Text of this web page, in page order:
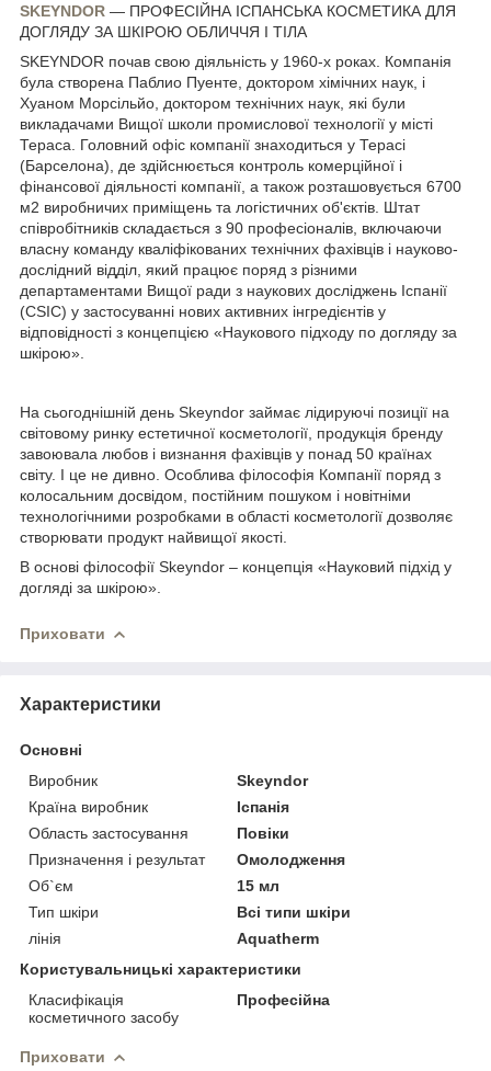
SKEYNDOR — ПРОФЕСІЙНА ІСПАНСЬКА КОСМЕТИКА ДЛЯ
ДОГЛЯДУ ЗА ШКІРОЮ ОБЛИЧЧЯ І ТІЛА
SKEYNDOR почав свою діяльність у 1960-х роках. Компанія
була створена Паблио Пуенте, доктором хімічних наук, і
Хуаном Морсільйо, доктором технічних наук, які були
викладачами Вищої школи промислової технології у місті
Тераса. Головний офіс компанії знаходиться у Терасі
(Барселона), де здійснюється контроль комерційної і
фінансової діяльності компанії, а також розташовується 6700
м2 виробничих приміщень та логістичних об'єктів. Штат
співробітників складається з 90 професіоналів, включаючи
власну команду кваліфікованих технічних фахівців і науково-
дослідний відділ, який працює поряд з різними
департаментами Вищої ради з наукових досліджень Іспанії
(CSIC) у застосуванні нових активних інгредієнтів у
відповідності з концепцією «Наукового підходу по догляду за
шкірою».
На сьогоднішній день Skeyndor займає лідируючі позиції на
світовому ринку естетичної косметології, продукція бренду
завоювала любов і визнання фахівців у понад 50 країнах
світу. І це не дивно. Особлива філософія Компанії поряд з
колосальним досвідом, постійним пошуком і новітніми
технологічними розробками в області косметології дозволяє
створювати продукт найвищої якості.
В основі філософії Skeyndor – концепція «Науковий підхід у
догляді за шкірою».
Приховати
Характеристики
Основні
Виробник
Skeyndor
Країна виробник
Іспанія
Область застосування
Повіки
Призначення і результат
Омолодження
Об`єм
15 мл
Тип шкіри
Всі типи шкіри
лінія
Aquatherm
Користувальницькі характеристики
Класифікація
косметичного засобу
Професійна
Приховати